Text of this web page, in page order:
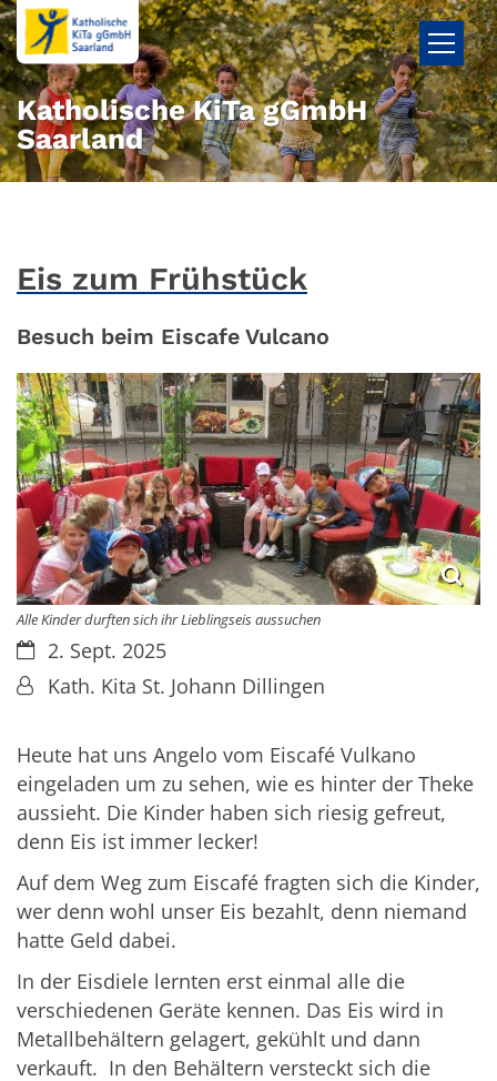
Zum Inhalt springen
Katholische KiTa gGmbH
Saarland
Eis zum Frühstück
Besuch beim Eiscafe Vulcano
Alle Kinder durften sich ihr Lieblingseis aussuchen
Datum:2. Sept. 2025
Von:Kath. Kita St. Johann Dillingen
Heute hat uns Angelo vom Eiscafé Vulkano
eingeladen um zu sehen, wie es hinter der Theke
aussieht. Die Kinder haben sich riesig gefreut,
denn Eis ist immer lecker!
Auf dem Weg zum Eiscafé fragten sich die Kinder,
wer denn wohl unser Eis bezahlt, denn niemand
hatte Geld dabei.
In der Eisdiele lernten erst einmal alle die
verschiedenen Geräte kennen. Das Eis wird in
Metallbehältern gelagert, gekühlt und dann
verkauft. In den Behältern versteckt sich die